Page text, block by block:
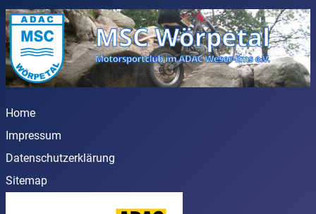
Home
Impressum
Datenschutzerklärung
Sitemap